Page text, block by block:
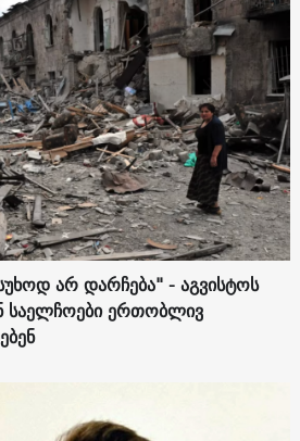
არ დარჩება" - აგვისტოს
საელჩოები ერთობლივ